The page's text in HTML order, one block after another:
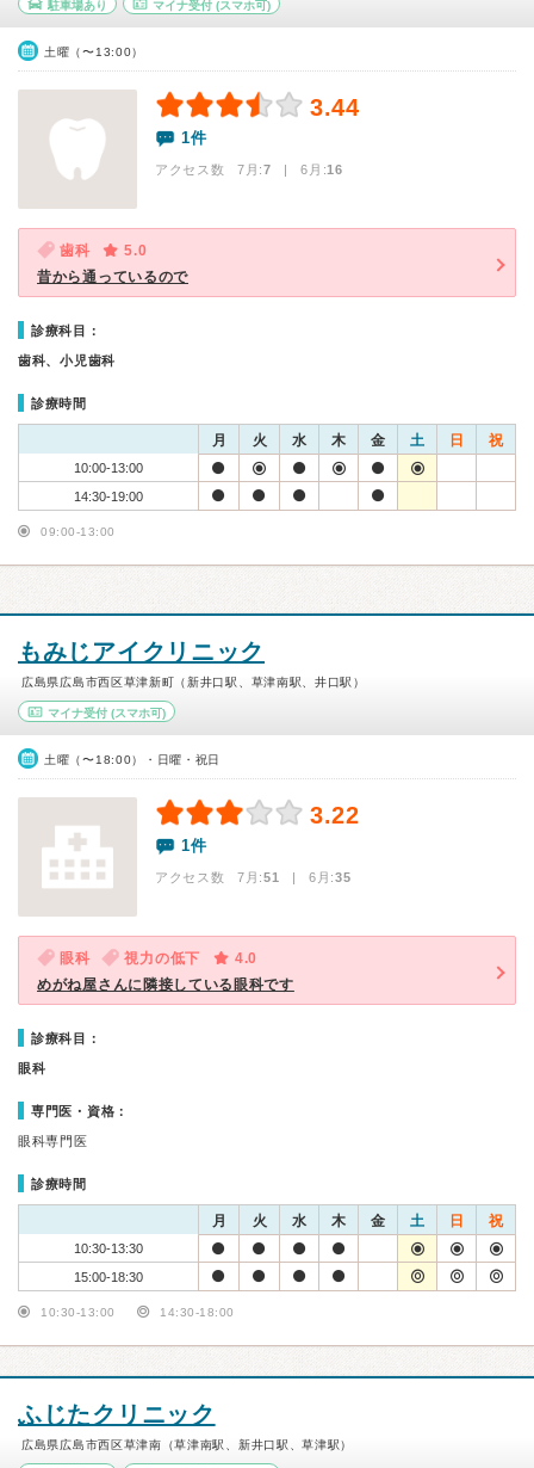
駐車場あり マイナ受付(スマホ可)
土曜（〜13:00）
3.44
1件
アクセス数 7月:7 | 6月:16
歯科
5.0
昔から通っているので
診療科目：
歯科、小児歯科
診療時間
月 火 水 木 金 土 日 祝
10:00-13:00
14:30-19:00
09:00-13:00
もみじアイクリニック
広島県広島市西区草津新町（新井口駅、草津南駅、井口駅）
マイナ受付 (スマホ可)
土曜（〜18:00）・日曜・祝日
3.22
1件
アクセス数 7月:51 | 6月:35
眼科 視力の低下
4.0
めがね屋さんに隣接している眼科です
診療科目：
眼科
専門医・資格：
眼科専門医
診療時間
月 火 水 木 金 土 日 祝
10:30-13:30
15:00-18:30
10:30-13:00 14:30-18:00
ふじたクリニック
広島県広島市西区草津南（草津南駅、新井口駅、草津駅）